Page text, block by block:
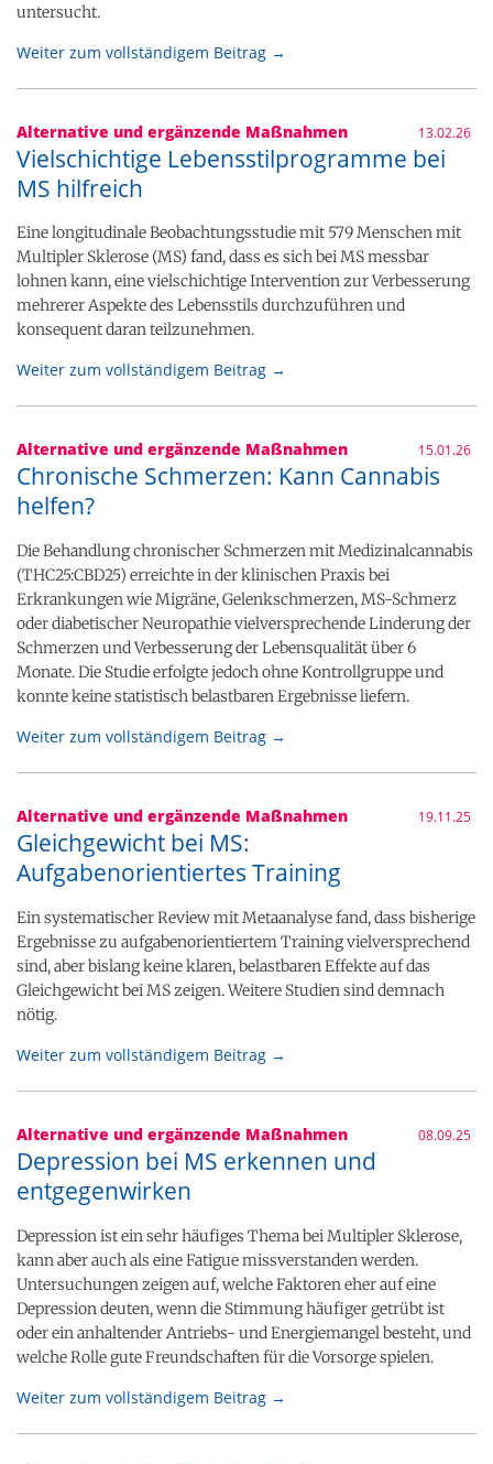
untersucht.
Weiter zum vollständigem Beitrag →
Alternative und ergänzende Maßnahmen 13.02.26
Vielschichtige Lebensstilprogramme bei
MS hilfreich
Eine longitudinale Beobachtungsstudie mit 579 Menschen mit
Multipler Sklerose (MS) fand, dass es sich bei MS messbar
lohnen kann, eine vielschichtige Intervention zur Verbesserung
mehrerer Aspekte des Lebensstils durchzuführen und
konsequent daran teilzunehmen.
Weiter zum vollständigem Beitrag →
Alternative und ergänzende Maßnahmen 15.01.26
Chronische Schmerzen: Kann Cannabis
helfen?
Die Behandlung chronischer Schmerzen mit Medizinalcannabis
(THC25:CBD25) erreichte in der klinischen Praxis bei
Erkrankungen wie Migräne, Gelenkschmerzen, MS-Schmerz
oder diabetischer Neuropathie vielversprechende Linderung der
Schmerzen und Verbesserung der Lebensqualität über 6
Monate. Die Studie erfolgte jedoch ohne Kontrollgruppe und
konnte keine statistisch belastbaren Ergebnisse liefern.
Weiter zum vollständigem Beitrag →
Alternative und ergänzende Maßnahmen 19.11.25
Gleichgewicht bei MS:
Aufgabenorientiertes Training
Ein systematischer Review mit Metaanalyse fand, dass bisherige
Ergebnisse zu aufgabenorientiertem Training vielversprechend
sind, aber bislang keine klaren, belastbaren Effekte auf das
Gleichgewicht bei MS zeigen. Weitere Studien sind demnach
nötig.
Weiter zum vollständigem Beitrag →
Alternative und ergänzende Maßnahmen 08.09.25
Depression bei MS erkennen und
entgegenwirken
Depression ist ein sehr häufiges Thema bei Multipler Sklerose,
kann aber auch als eine Fatigue missverstanden werden.
Untersuchungen zeigen auf, welche Faktoren eher auf eine
Depression deuten, wenn die Stimmung häufiger getrübt ist
oder ein anhaltender Antriebs- und Energiemangel besteht, und
welche Rolle gute Freundschaften für die Vorsorge spielen.
Weiter zum vollständigem Beitrag →